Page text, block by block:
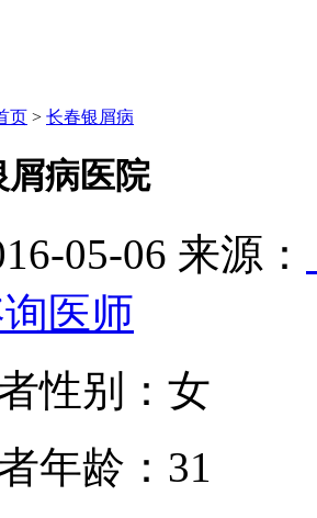
页 > 长春银屑病
病医院
05-06 来源：
医师
别：女
龄：31